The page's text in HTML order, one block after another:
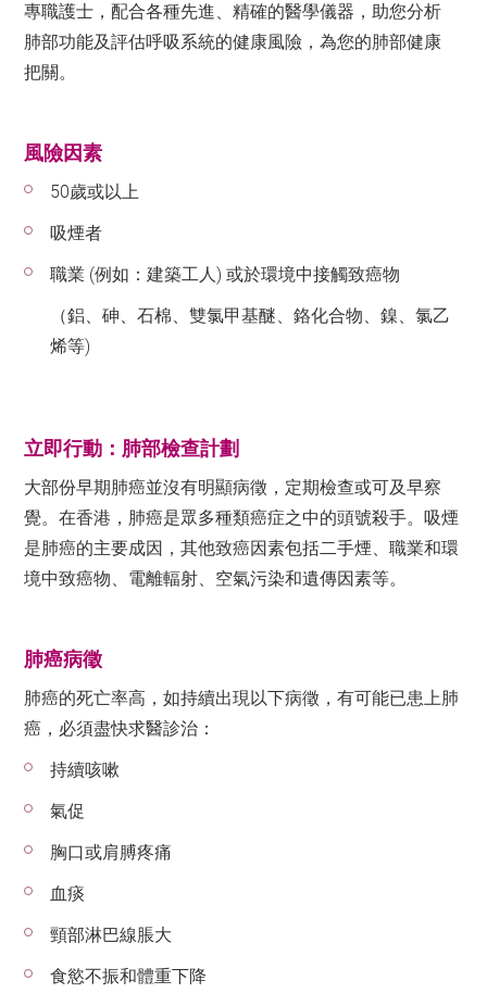
專職護士，配合各種先進、精確的醫學儀器，助您分析
肺部功能及評估呼吸系統的健康風險，為您的肺部健康
把關。
風險因素
50歲或以上
吸煙者
職業 (例如：建築工人) 或於環境中接觸致癌物
（鋁、砷、石棉、雙氯甲基醚、鉻化合物、鎳、氯乙
烯等)
立即行動：肺部檢查計劃
大部份早期肺癌並沒有明顯病徵，定期檢查或可及早察
覺。在香港，肺癌是眾多種類癌症之中的頭號殺手。吸煙
是肺癌的主要成因，其他致癌因素包括二手煙、職業和環
境中致癌物、電離輻射、空氣污染和遺傳因素等。
肺癌病徵
肺癌的死亡率高，如持續出現以下病徵，有可能已患上肺
癌，必須盡快求醫診治：
持續咳嗽
氣促
胸口或肩膊疼痛
血痰
頸部淋巴線脹大
食慾不振和體重下降